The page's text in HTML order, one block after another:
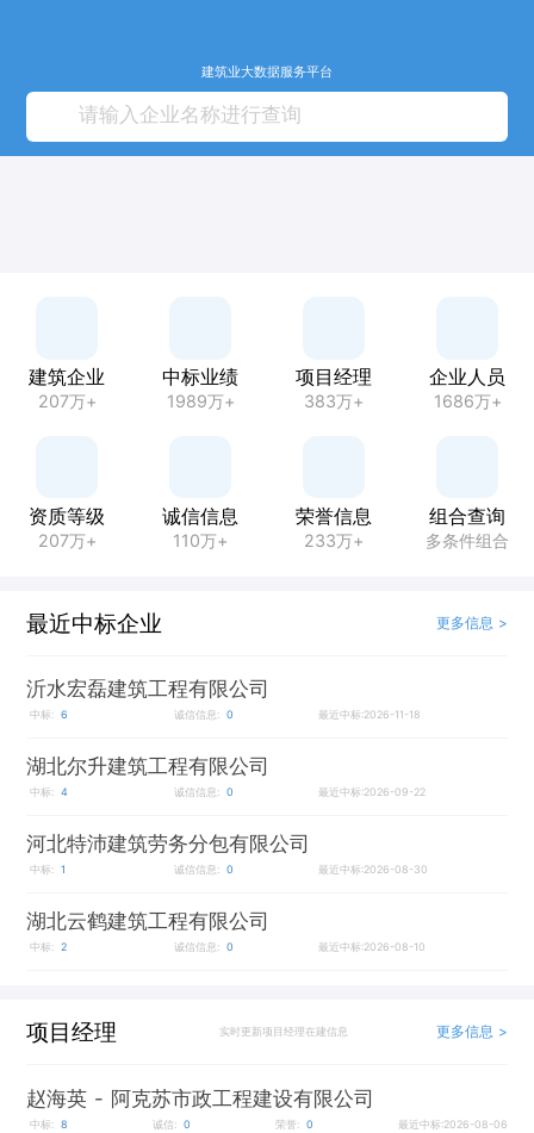
建筑业大数据服务平台
建筑企业
207万+
中标业绩
1989万+
项目经理
383万+
企业人员
1686万+
资质等级
207万+
诚信信息
110万+
荣誉信息
233万+
组合查询
多条件组合
最近中标企业 更多信息 >
沂水宏磊建筑工程有限公司
中标: 6 诚信信息: 0 最近中标:2026-11-18
湖北尔升建筑工程有限公司
中标: 4 诚信信息: 0 最近中标:2026-09-22
河北特沛建筑劳务分包有限公司
中标: 1 诚信信息: 0 最近中标:2026-08-30
湖北云鹤建筑工程有限公司
中标: 2 诚信信息: 0 最近中标:2026-08-10
项目经理 实时更新项目经理在建信息 更多信息 >
赵海英 - 阿克苏市政工程建设有限公司
中标: 8 诚信: 0 荣誉: 0 最近中标:2026-08-06